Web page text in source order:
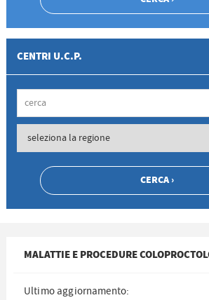
CENTRI U.C.P.
MALATTIE E PROCEDURE
Ultimo aggiornamento: